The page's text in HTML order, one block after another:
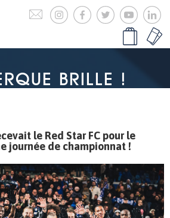
BRILLE !
le Red Star FC pour le
journée de championnat !